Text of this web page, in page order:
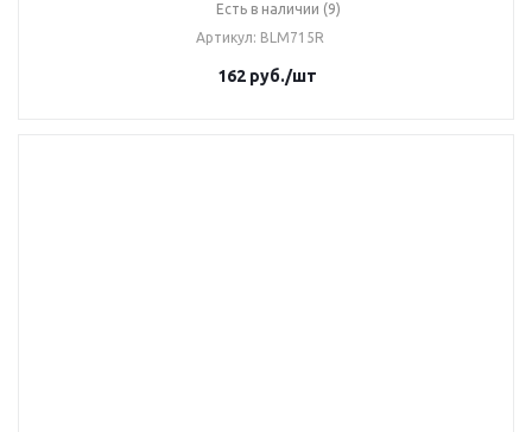
Есть в наличии (9)
Артикул: BLM715R
162руб./шт